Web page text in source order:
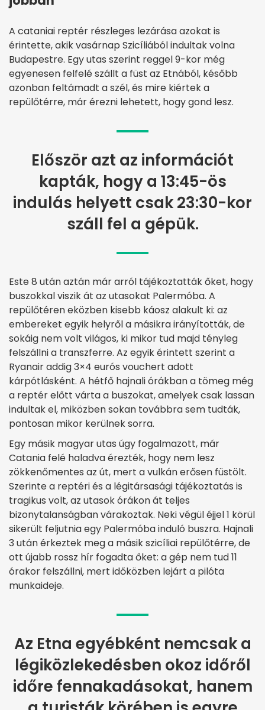
A cataniai reptér részleges lezárása azokat is
érintette, akik vasárnap Szicíliából indultak volna
Budapestre. Egy utas szerint reggel 9-kor még
egyenesen felfelé szállt a füst az Etnából, később
azonban feltámadt a szél, és mire kiértek a
repülőtérre, már érezni lehetett, hogy gond lesz.
Először azt az információt
kapták, hogy a 13:45-ös
indulás helyett csak 23:30-kor
száll fel a gépük.
Este 8 után aztán már arról tájékoztatták őket, hogy
buszokkal viszik át az utasokat Palermóba. A
repülőtéren eközben kisebb káosz alakult ki: az
embereket egyik helyről a másikra irányították, de
sokáig nem volt világos, ki mikor tud majd tényleg
felszállni a transzferre. Az egyik érintett szerint a
Ryanair addig 3×4 eurós vouchert adott
kárpótlásként. A hétfő hajnali órákban a tömeg még
a reptér előtt várta a buszokat, amelyek csak lassan
indultak el, miközben sokan továbbra sem tudták,
pontosan mikor kerülnek sorra.
Egy másik magyar utas úgy fogalmazott, már
Catania felé haladva érezték, hogy nem lesz
zökkenőmentes az út, mert a vulkán erősen füstölt.
Szerinte a reptéri és a légitársasági tájékoztatás is
tragikus volt, az utasok órákon át teljes
bizonytalanságban várakoztak. Neki végül éjjel 1 körül
sikerült feljutnia egy Palermóba induló buszra. Hajnali
3 után érkeztek meg a másik szicíliai repülőtérre, de
ott újabb rossz hír fogadta őket: a gép nem tud 11
órakor felszállni, mert időközben lejárt a pilóta
munkaideje.
Az Etna egyébként nemcsak a
légiközlekedésben okoz időről
időre fennakadásokat, hanem